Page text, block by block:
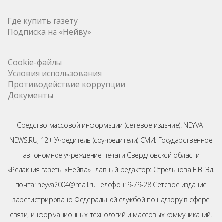
Где купить газету
Подписка на «Нейву»
Cookie-файлы
Условия использования
Противодействие коррупции
Документы
Средство массовой информации (сетевое издание): NEYVA-
NEWS.RU, 12+ Учредитель (соучредители) СМИ: Государственное
автономное учреждение печати Свердловской области
«Редакция газеты «Нейва» Главный редактор: Стрельцова Е.В. Эл.
почта: neyva2004@mail.ru Телефон: 9-79-28 Сетевое издание
зарегистрировано Федеральной службой по надзору в сфере
связи, информационных технологий и массовых коммуникаций.